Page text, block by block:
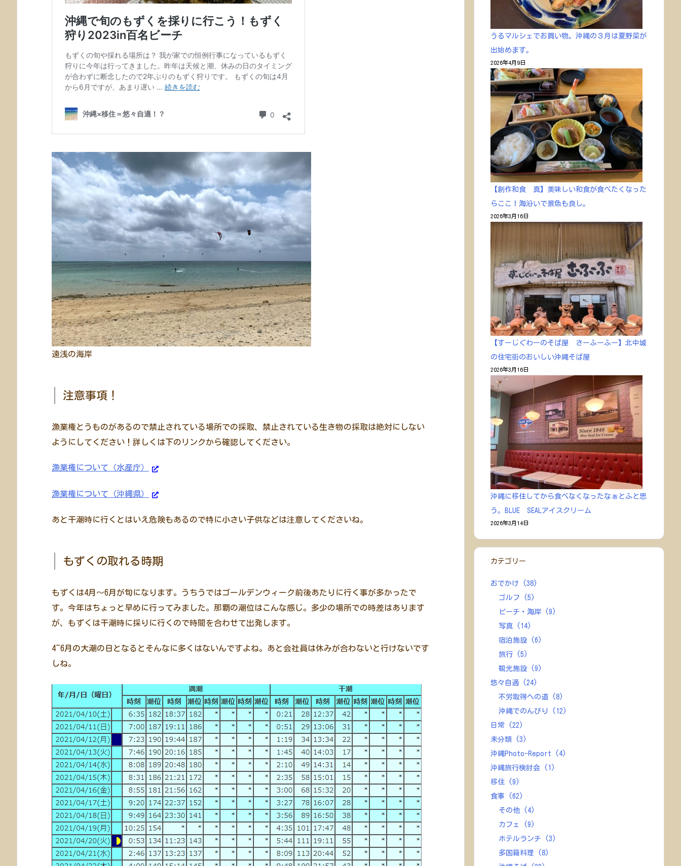
遠浅の海岸
注意事項！
漁業権とうものがあるので禁止されている場所での採取、禁止されている生き物の採取は絶対にしない
ようにしてください！詳しくは下のリンクから確認してください。
漁業権について（水産庁）
漁業権について（沖縄県）
あと干潮時に行くとはいえ危険もあるので特に小さい子供などは注意してくださいね。
もずくの取れる時期
もずくは4月～6月が旬になります。うちうではゴールデンウィーク前後あたりに行く事が多かったで
す。今年はちょっと早めに行ってみました。那覇の潮位はこんな感じ。多少の場所での時差はあります
が、もずくは干潮時に採りに行くので時間を合わせて出発します。
4~6月の大潮の日となるとそんなに多くはないんですよね。あと会社員は休みが合わないと行けないです
しね。
うるマルシェでお買い物。沖縄の３月は夏野菜が
出始めます。
2026年4月9日
【創作和食 真】美味しい和食が食べたくなった
らここ！海沿いで景色も良し。
2026年3月16日
【すーじぐわーのそば屋 さーふーふー】北中城
の住宅街のおいしい沖縄そば屋
2026年3月16日
沖縄に移住してから食べなくなったなぁとふと思
う。BLUE SEALアイスクリーム
2026年3月14日
カテゴリー
おでかけ
(38)
ゴルフ
(5)
ビーチ・海岸
(9)
写真
(14)
宿泊施設
(6)
旅行
(5)
観光施設
(9)
悠々自適
(24)
不労取得への道
(8)
沖縄でのんびり
(12)
日常
(22)
未分類
(3)
沖縄Photo-Report
(4)
沖縄旅行検討会
(1)
移住
(9)
食事
(62)
その他
(4)
カフェ
(9)
ホテルランチ
(3)
多国籍料理
(8)